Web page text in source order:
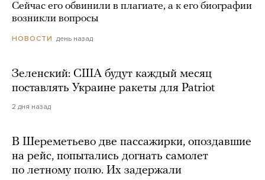
Сейчас его обвинили в плагиате, а к его биографии
возникли вопросы
НОВОСТИ день назад
Зеленский: США будут каждый месяц
поставлять Украине ракеты для Patriot
2 дня назад
В Шереметьево две пассажирки, опоздавшие
на рейс, попытались догнать самолет
по летному полю. Их задержали